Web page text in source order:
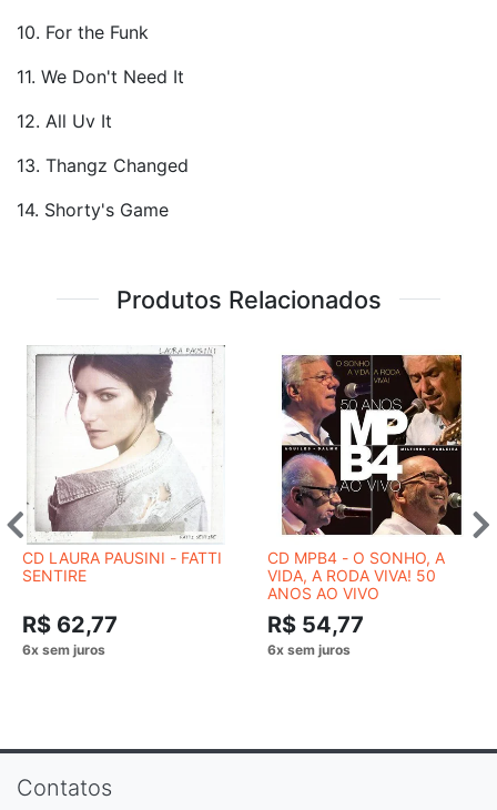
10. For the Funk
11. We Don't Need It
12. All Uv It
13. Thangz Changed
14. Shorty's Game
Produtos Relacionados
CD LAURA PAUSINI - FATTI
SENTIRE
R$ 62,77
CD MPB4 - O SONHO, A
VIDA, A RODA VIVA! 50
ANOS AO VIVO
R$ 54,77
Contatos